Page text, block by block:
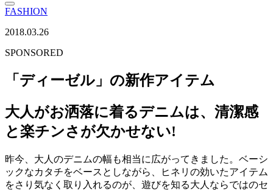
FASHION
2018.03.26
SPONSORED
「ディーゼル」の新作アイテム
大人がお洒落に着るデニムは、清潔感
と楽チンさが欠かせない!
昨今、大人のデニムの幅も相当に広がってきました。ベーシ
ックなカタチをベースとしながら、ヒネリの効いたアイテム
をさり気なく取り入れるのが、遊びを知る大人ならではのセ